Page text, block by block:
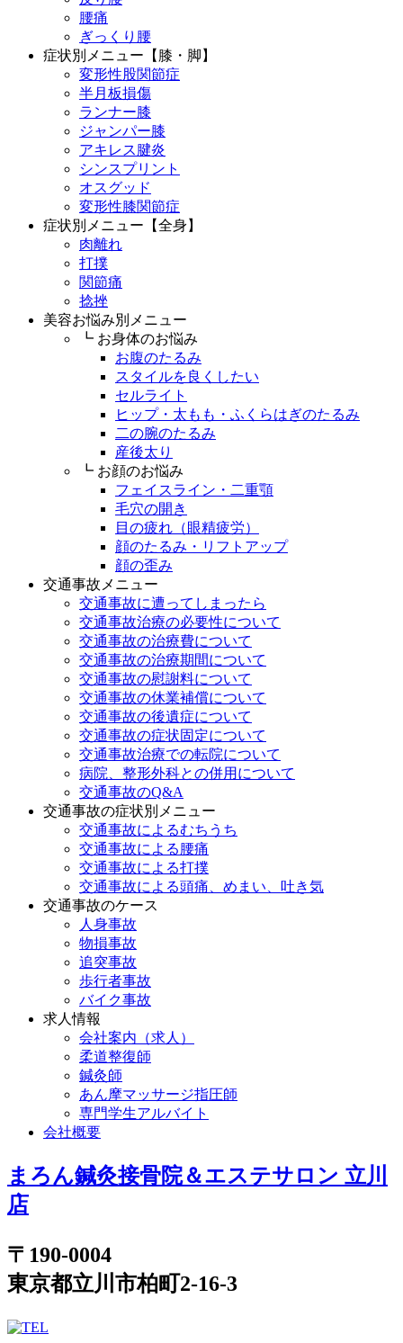
腰痛
ぎっくり腰
症状別メニュー【膝・脚】
変形性股関節症
半月板損傷
ランナー膝
ジャンパー膝
アキレス腱炎
シンスプリント
オスグッド
変形性膝関節症
症状別メニュー【全身】
肉離れ
打撲
関節痛
捻挫
美容お悩み別メニュー
┗ お身体のお悩み
お腹のたるみ
スタイルを良くしたい
セルライト
ヒップ・太もも・ふくらはぎのたるみ
二の腕のたるみ
産後太り
┗ お顔のお悩み
フェイスライン・二重顎
毛穴の開き
目の疲れ（眼精疲労）
顔のたるみ・リフトアップ
顔の歪み
交通事故メニュー
交通事故に遭ってしまったら
交通事故治療の必要性について
交通事故の治療費について
交通事故の治療期間について
交通事故の慰謝料について
交通事故の休業補償について
交通事故の後遺症について
交通事故の症状固定について
交通事故治療での転院について
病院、整形外科との併用について
交通事故のQ&A
交通事故の症状別メニュー
交通事故によるむちうち
交通事故による腰痛
交通事故による打撲
交通事故による頭痛、めまい、吐き気
交通事故のケース
人身事故
物損事故
追突事故
歩行者事故
バイク事故
求人情報
会社案内（求人）
柔道整復師
鍼灸師
あん摩マッサージ指圧師
専門学生アルバイト
会社概要
まろん鍼灸接骨院＆エステサロン 立川
店
〒190-0004
東京都立川市柏町2-16-3